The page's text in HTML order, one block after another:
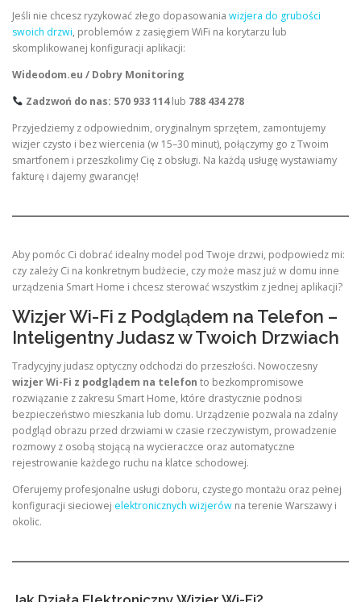
Jeśli nie chcesz ryzykować złego dopasowania wizjera do grubości
swoich drzwi, problemów z zasięgiem WiFi na korytarzu lub
skomplikowanej konfiguracji aplikacji:
Wideodom.eu / Dobry Monitoring
Zadzwoń do nas: 570 933 114lub 788 434 278
Przyjedziemy z odpowiednim, oryginalnym sprzętem, zamontujemy
wizjer czysto i bez wiercenia (w 15–30 minut), połączymy go z Twoim
smartfonem i przeszkolimy Cię z obsługi. Na każdą usługę wystawiamy
fakturę i dajemy gwarancję!
Aby pomóc Ci dobrać idealny model pod Twoje drzwi, podpowiedz mi:
czy zależy Ci na konkretnym budżecie, czy może masz już w domu inne
urządzenia Smart Home i chcesz sterować wszystkim z jednej aplikacji?
Wizjer Wi-Fi z Podglądem na Telefon –
Inteligentny Judasz w Twoich Drzwiach
Tradycyjny judasz optyczny odchodzi do przeszłości. Nowoczesny
wizjer Wi-Fi z podglądem na telefon to bezkompromisowe
rozwiązanie z zakresu Smart Home, które drastycznie podnosi
bezpieczeństwo mieszkania lub domu. Urządzenie pozwala na zdalny
podgląd obrazu przed drzwiami w czasie rzeczywistym, prowadzenie
rozmowy z osobą stojącą na wycieraczce oraz automatyczne
rejestrowanie każdego ruchu na klatce schodowej.
Oferujemy profesjonalne usługi doboru, czystego montażu oraz pełnej
konfiguracji sieciowej elektronicznych wizjerów na terenie Warszawy i
okolic.